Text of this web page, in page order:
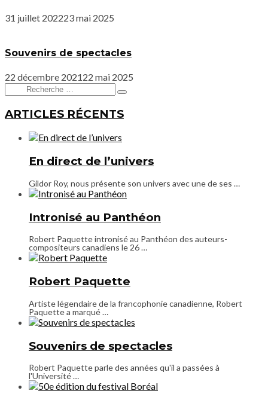
31 juillet 202223 mai 2025
Souvenirs de spectacles
22 décembre 202122 mai 2025
Chercher
:
Type
hit
ARTICLES RÉCENTS
En direct de l’univers
Gildor Roy, nous présente son univers avec une de ses …
Intronisé au Panthéon
Robert Paquette intronisé au Panthéon des auteurs-
compositeurs canadiens le 26 …
Robert Paquette
Artiste légendaire de la francophonie canadienne, Robert
Paquette a marqué …
Souvenirs de spectacles
Robert Paquette parle des années qu'il a passées à
l'Université …